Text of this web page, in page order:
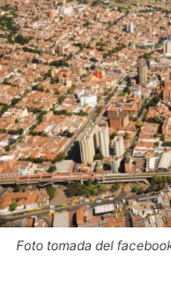
Foto tomada del